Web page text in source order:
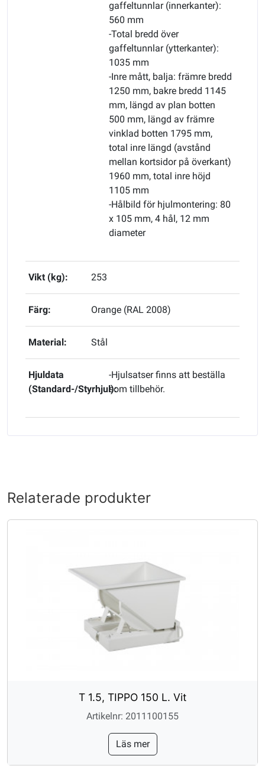
gaffeltunnlar (innerkanter):
560 mm
-Total bredd över
gaffeltunnlar (ytterkanter):
1035 mm
-Inre mått, balja: främre bredd
1250 mm, bakre bredd 1145
mm, längd av plan botten
500 mm, längd av främre
vinklad botten 1795 mm,
total inre längd (avstånd
mellan kortsidor på överkant)
1960 mm, total inre höjd
1105 mm
-Hålbild för hjulmontering: 80
x 105 mm, 4 hål, 12 mm
diameter
Vikt (kg): 253
Färg: Orange (RAL 2008)
Material: Stål
Hjuldata
(Standard-/Styrhjul):
-Hjulsatser finns att beställa
som tillbehör.
Relaterade produkter
T 1.5, TIPPO 150 L. Vit
Artikelnr: 2011100155
Läs mer